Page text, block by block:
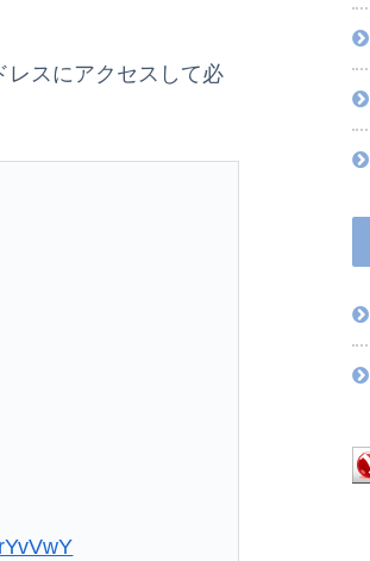
レスにアクセスして必